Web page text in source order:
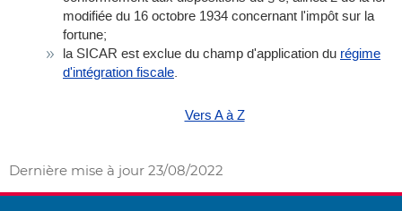
modifiée du 16 octobre 1934 concernant l'impôt sur la
fortune;
la SICAR est exclue du champ d'application du régime
d'intégration fiscale.
Vers A à Z
Dernière mise à jour 23/08/2022